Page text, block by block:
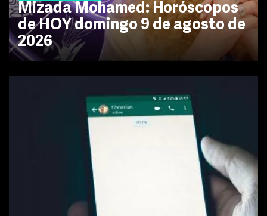
Mizada Mohamed: Horóscopos
de HOY domingo 9 de agosto de
2026